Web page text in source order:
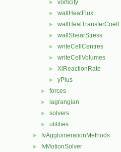
► vorticity
► wallHeatFlux
► wallHeatTransferCoeff
► wallShearStress
► writeCellCentres
► writeCellVolumes
► XiReactionRate
► yPlus
► forces
► lagrangian
► solvers
► utilities
► fvAgglomerationMethods
► fvMotionSolver